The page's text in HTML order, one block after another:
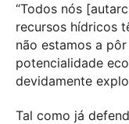
“Todos nós
recursos hídricos
não estamos a
potencialidade
devidamente
Tal como já